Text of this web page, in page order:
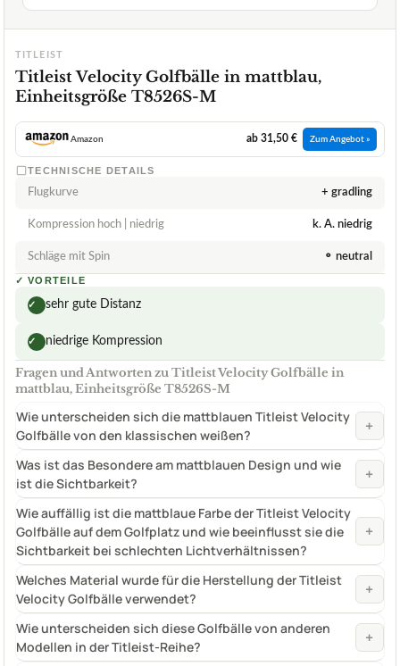
TITLEIST
Titleist Velocity Golfbälle in mattblau,
Einheitsgröße T8526S-M
Amazon ab 31,50 € Zum Angebot »
TECHNISCHE DETAILS
Flugkurve + gradling
Kompression hoch | niedrig k. A. niedrig
Schläge mit Spin ⚬ neutral
✓ VORTEILE
✓ sehr gute Distanz
✓ niedrige Kompression
Fragen und Antworten zu Titleist Velocity Golfbälle in
mattblau, Einheitsgröße T8526S-M
Wie unterscheiden sich die mattblauen Titleist Velocity
Golfbälle von den klassischen weißen?
+
Was ist das Besondere am mattblauen Design und wie
ist die Sichtbarkeit?
+
Wie auffällig ist die mattblaue Farbe der Titleist Velocity
Golfbälle auf dem Golfplatz und wie beeinflusst sie die
Sichtbarkeit bei schlechten Lichtverhältnissen?
+
Welches Material wurde für die Herstellung der Titleist
Velocity Golfbälle verwendet?
+
Wie unterscheiden sich diese Golfbälle von anderen
Modellen in der Titleist-Reihe?
+